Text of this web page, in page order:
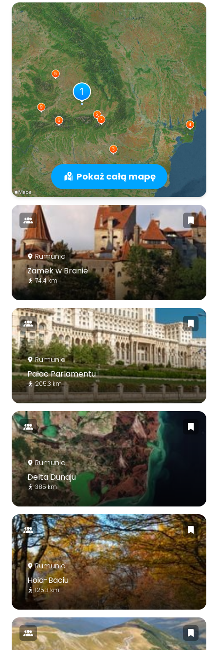
Pokaż całą mapę
Rumunia
Zamek w Branie
74.4 km
Rumunia
Pałac Parlamentu
205.3 km
Rumunia
Delta Dunaju
385 km
Rumunia
Hoia-Baciu
125.3 km